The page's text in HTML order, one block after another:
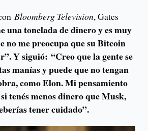
Bloomberg Television, Gates
una tonelada de dinero y es muy
no me preocupa que su Bitcoin
Y siguió: “Creo que la gente se
manías y puede que no tengan
como Elon. Mi pensamiento
tenés menos dinero que Musk,
tener cuidado”.